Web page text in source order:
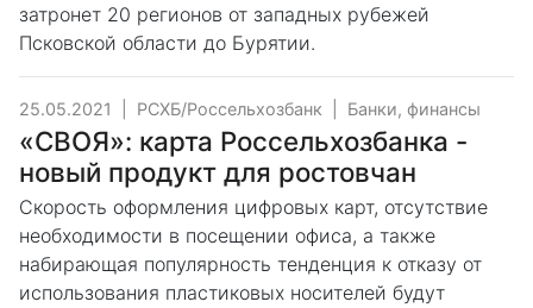
затронет 20 регионов от западных рубежей
Псковской области до Бурятии.
25.05.2021 РСХБ/Россельхозбанк Банки, финансы
«СВОЯ»: карта Россельхозбанка -
новый продукт для ростовчан
Скорость оформления цифровых карт, отсутствие
необходимости в посещении офиса, а также
набирающая популярность тенденция к отказу от
использования пластиковых носителей будут